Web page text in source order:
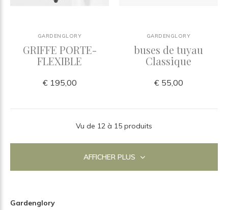
GARDENGLORY
GRIFFE PORTE-
FLEXIBLE
€ 195,00
GARDENGLORY
buses de tuyau
Classique
€ 55,00
Vu de 12 à 15 produits
AFFICHER PLUS
Gardenglory